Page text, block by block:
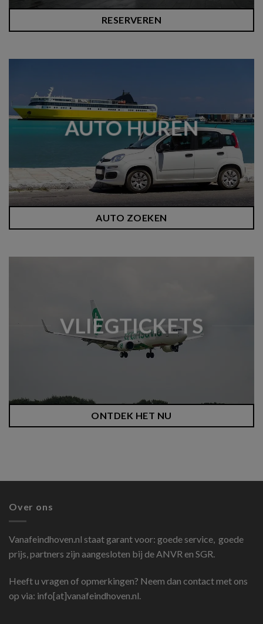
RESERVEREN
AUTO HUREN
AUTO ZOEKEN
VLIEGTICKETS
ONTDEK HET NU
Over ons
Vanafeindhoven.nl staat garant voor: goede service, goede
prijs, partners zijn aangesloten bij de ANVR en SGR.
Heeft u vragen of opmerkingen? Neem dan contact met ons
op via: info[at]vanafeindhoven.nl.